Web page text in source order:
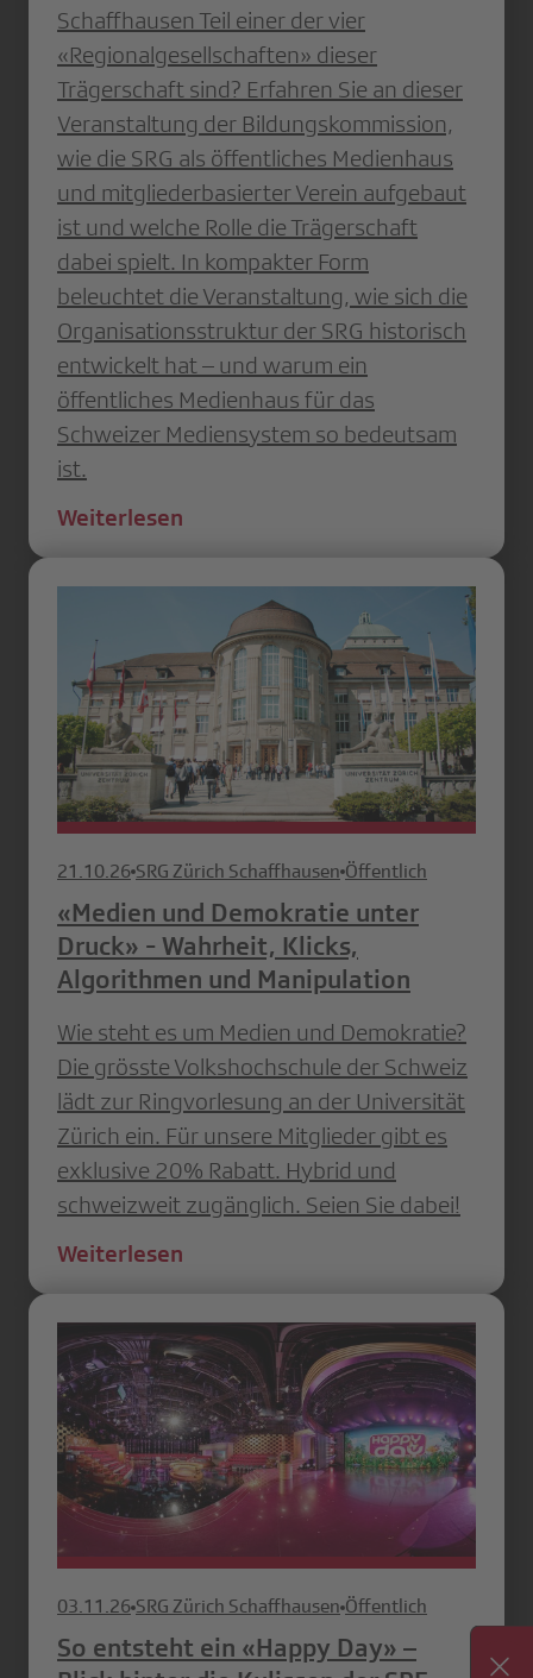
Schaffhausen Teil einer der vier
«Regionalgesellschaften» dieser
Trägerschaft sind? Erfahren Sie an dieser
Veranstaltung der Bildungskommission,
wie die SRG als öffentliches Medienhaus
und mitgliederbasierter Verein aufgebaut
ist und welche Rolle die Trägerschaft
dabei spielt. In kompakter Form
beleuchtet die Veranstaltung, wie sich die
Organisationsstruktur der SRG historisch
entwickelt hat – und warum ein
öffentliches Medienhaus für das
Schweizer Mediensystem so bedeutsam
ist.
Weiterlesen
21.10.26 SRG Zürich Schaffhausen Öffentlich
«Medien und Demokratie unter
Druck» - Wahrheit, Klicks,
Algorithmen und Manipulation
Wie steht es um Medien und Demokratie?
Die grösste Volkshochschule der Schweiz
lädt zur Ringvorlesung an der Universität
Zürich ein. Für unsere Mitglieder gibt es
exklusive 20% Rabatt. Hybrid und
schweizweit zugänglich. Seien Sie dabei!
Weiterlesen
03.11.26 SRG Zürich Schaffhausen Öffentlich
So entsteht ein «Happy Day» –